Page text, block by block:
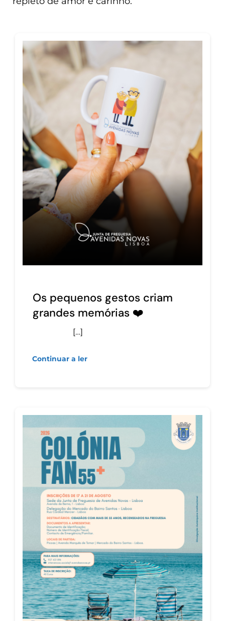
Os pequenos gestos criam
grandes memórias ❤️
[…]
Continuar a ler